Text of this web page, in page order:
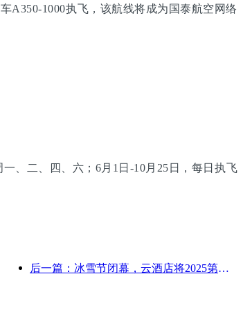
1000执飞，该航线将成为国泰航空网络
、二、四、六；6月1日-10月25日，每日执飞
后一篇：冰雪节闭幕，云酒店将2025第一波“富贵”收入囊中